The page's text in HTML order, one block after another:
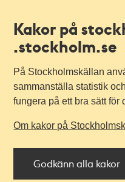
Kakor på
.stockholm.se
På Stockholmskällan
sammanställa statistik
fungera på ett bra sätt för
Om kakor på
Godkänn alla kakor